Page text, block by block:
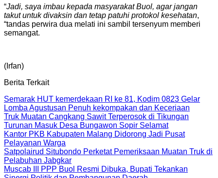
“Jadi, saya imbau kepada masyarakat Buol, agar jangan
takut untuk divaksin dan tetap patuhi protokol kesehatan,
“tandas perwira dua melati ini sambil tersenyum memberi
semangat.
(Irfan)
Berita Terkait
Semarak HUT kemerdekaan RI ke 81, Kodim 0823 Gelar
Lomba Agustusan Penuh kekompakan dan Keceriaan
Truk Muatan Cangkang Sawit Terperosok di Tikungan
Turunan Masuk Desa Bungawon Sopir Selamat
Kantor PKB Kabupaten Malang Didorong Jadi Pusat
Pelayanan Warga
Satpolairud Situbondo Perketat Pemeriksaan Muatan Truk di
Pelabuhan Jabgkar
Muscab III PPP Buol Resmi Dibuka, Bupati Tekankan